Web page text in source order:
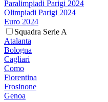
Paralimpiadi Parigi 2024
Olimpiadi Parigi 2024
Euro 2024
Squadra Serie A
Atalanta
Bologna
Cagliari
Como
Fiorentina
Frosinone
Genoa